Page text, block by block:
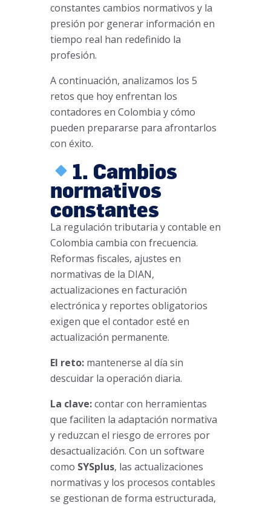
constantes cambios normativos y la
presión por generar información en
tiempo real han redefinido la
profesión.
A continuación, analizamos los 5
retos que hoy enfrentan los
contadores en Colombia y cómo
pueden prepararse para afrontarlos
con éxito.
1. Cambios
normativos
constantes
La regulación tributaria y contable en
Colombia cambia con frecuencia.
Reformas fiscales, ajustes en
normativas de la DIAN,
actualizaciones en facturación
electrónica y reportes obligatorios
exigen que el contador esté en
actualización permanente.
El reto:mantenerse al día sin
descuidar la operación diaria.
La clave:contar con herramientas
que faciliten la adaptación normativa
y reduzcan el riesgo de errores por
desactualización. Con un software
como SYSplus, las actualizaciones
normativas y los procesos contables
se gestionan de forma estructurada,